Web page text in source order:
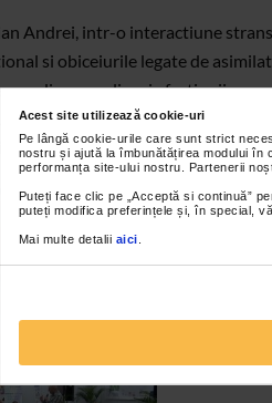
Acest site utilizează cookie-uri
Pe lângă cookie-urile care sunt strict
nostru și ajută la îmbunătățirea modului
performanța site-ului nostru. Partenerii
Puteți face clic pe „Acceptă si continuă”
puteți modifica preferințele și, în special,
Mai multe detalii aici
Andrei, intr-o interactiune
si obiceiurile legate de
din cauza lipsei afectiunii,
atentie poate duce la lipsa de
Andrei a desfacut aceste tipare